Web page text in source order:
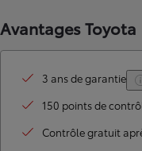
Avantages Toyota
3 ans de garantie
150 points de
Contrôle gratuit